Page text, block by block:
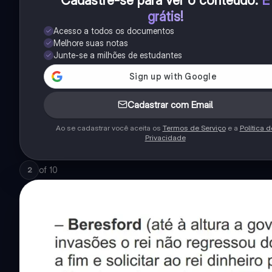
grátis!
Acesso a todos os documentos
Melhore suas notas
Junte-se a milhões de estudantes
Cadastrar com Email
Ao se cadastrar você aceita os Termos de Serviçoe a Política
Privacidade
2 of 10